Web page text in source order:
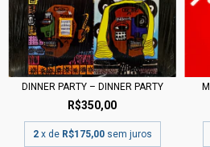
DINNER PARTY – DINNER PARTY
R$350,00
2 x de R$175,00 sem juros